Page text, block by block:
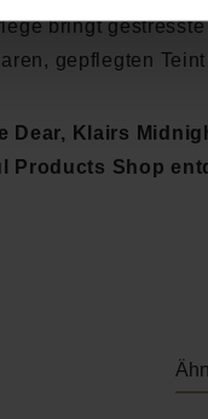
bringt
gepflegten
Dear, Klairs
Products Shop